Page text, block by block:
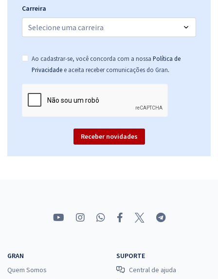
Carreira
Ao cadastrar-se, você concorda com a nossa Política de
Privacidade e aceita receber comunicações do Gran.
Receber novidades
GRAN
Quem Somos
SUPORTE
Central de ajuda